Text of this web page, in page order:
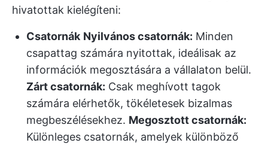
hivatottak kielégíteni:
Csatornák Nyilvános csatornák: Minden
csapattag számára nyitottak, ideálisak az
információk megosztására a vállalaton belül.
Zárt csatornák: Csak meghívott tagok
számára elérhetők, tökéletesek bizalmas
megbeszélésekhez. Megosztott csatornák:
Különleges csatornák, amelyek különböző